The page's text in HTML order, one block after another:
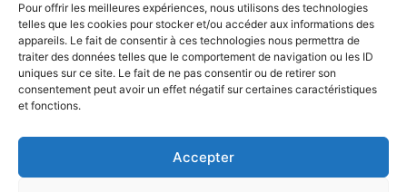
Pour offrir les meilleures expériences, nous utilisons des technologies
telles que les cookies pour stocker et/ou accéder aux informations des
appareils. Le fait de consentir à ces technologies nous permettra de
traiter des données telles que le comportement de navigation ou les ID
uniques sur ce site. Le fait de ne pas consentir ou de retirer son
consentement peut avoir un effet négatif sur certaines caractéristiques
et fonctions.
Accepter
© Gouvernement du Québec, 2026
Plan du site
Accessibilité
Accès à l'information